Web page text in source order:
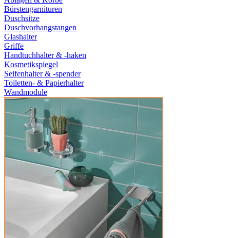
Bürstengarnituren
Duschsitze
Duschvorhangstangen
Glashalter
Griffe
Handtuchhalter & -haken
Kosmetikspiegel
Seifenhalter & -spender
Toiletten- & Papierhalter
Wandmodule